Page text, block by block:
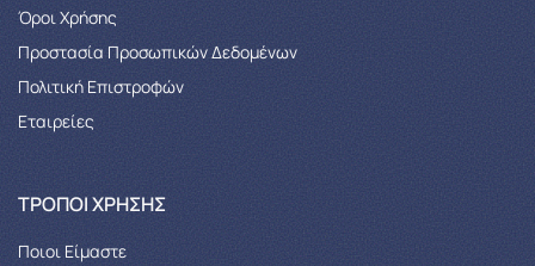
Όροι Χρήσης
Προστασία Προσωπικών Δεδομένων
Πολιτική Επιστροφών
Εταιρείες
ΤΡΌΠΟΙ ΧΡΉΣΗΣ
Ποιοι Είμαστε